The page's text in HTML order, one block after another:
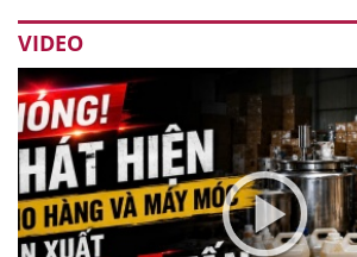
VIDEO